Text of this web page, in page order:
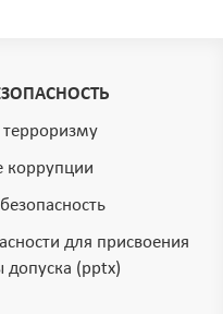
терроризму
коррупции
для присвоения
допуска (pptx)